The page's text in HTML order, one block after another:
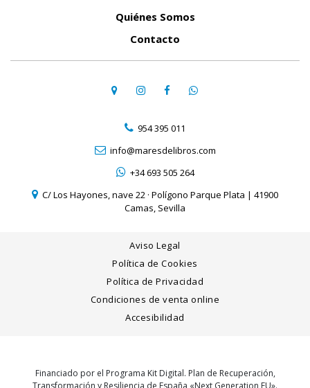
Quiénes Somos
Contacto
954 395 011
info@maresdelibros.com
+34 693 505 264
C/ Los Hayones, nave 22 · Polígono Parque Plata | 41900
Camas, Sevilla
Aviso Legal
Política de Cookies
Política de Privacidad
Condiciones de venta online
Accesibilidad
Financiado por el Programa Kit Digital. Plan de Recuperación,